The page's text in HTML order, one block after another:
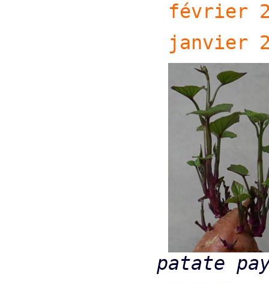
février
janvier
patate